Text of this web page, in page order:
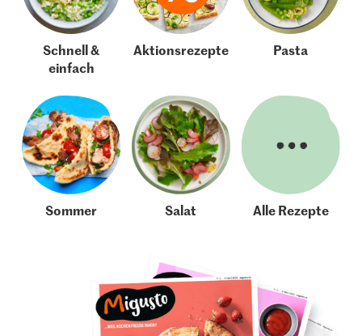
Schnell &
einfach
Aktionsrezepte Pasta
Sommer Salat Alle Rezepte